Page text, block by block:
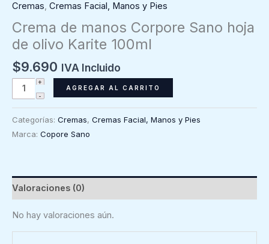
Cremas, Cremas Facial, Manos y Pies
Crema de manos Corpore Sano hoja
de olivo Karite 100ml
$9.690 IVA Incluido
Crema
de
Corpore
olivo
Karite
100ml
cantidad
AGREGAR AL CARRITO
Categorías: Cremas, Cremas Facial, Manos y Pies
Marca: Copore Sano
Valoraciones (0)
No hay valoraciones aún.